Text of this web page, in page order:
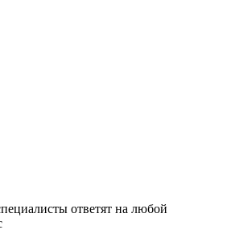
ответят на любой